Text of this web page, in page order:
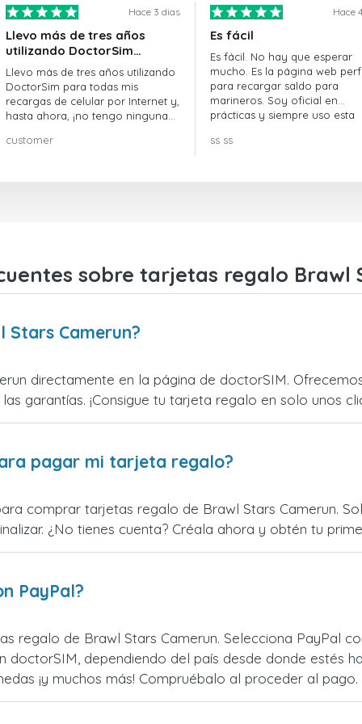
Hace 3 dias
Llevo más de tres años
utilizando DoctorSim…
Llevo más de tres años utilizando
DoctorSim para todas mis
recargas de celular por Internet y,
hasta ahora, ¡no tengo ninguna
customer
Hace
Es fácil
Es fácil. No hay que esperar
mucho. Es la página web
para recargar saldo para
marineros. Soy oficial en
prácticas y siempre uso esta
ss ss
sobre tarjetas regalo Brawl
Camerun?
directamente en la página de doctorSIM.
garantías. ¡Consigue tu tarjeta regalo en solo unos
pagar mi tarjeta regalo?
comprar tarjetas regalo de Brawl Stars Camerun.
¿No tienes cuenta? Créala ahora y obtén tu
PayPal?
regalo de Brawl Stars Camerun. Selecciona PayPal
doctorSIM, dependiendo del país desde donde estés
¡y muchos más! Compruébalo al proceder al pago.